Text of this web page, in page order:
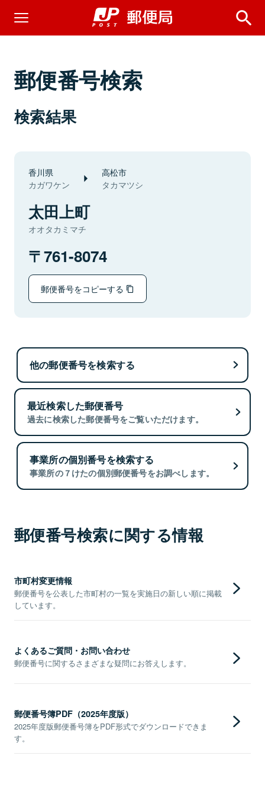
郵便番号検索
検索結果
香川県
カガワケン
高松市
タカマツシ
太田上町
オオタカミマチ
761-8074
郵便番号をコピーする
他の郵便番号を検索する
最近検索した郵便番号
過去に検索した郵便番号をご覧いただけます。
事業所の個別番号を検索する
事業所の７けたの個別郵便番号をお調べします。
郵便番号検索に関する情報
市町村変更情報
郵便番号を公表した市町村の一覧を実施日の新しい順に掲載
しています。
よくあるご質問・お問い合わせ
郵便番号に関するさまざまな疑問にお答えします。
郵便番号簿PDF（2025年度版）
2025年度版郵便番号簿をPDF形式でダウンロードできま
す。